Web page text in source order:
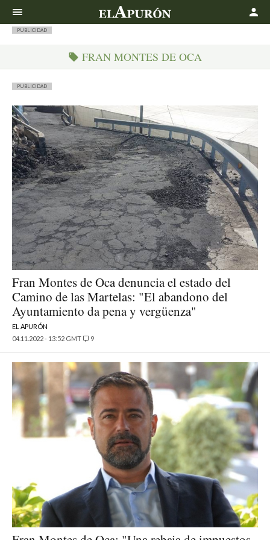
PUBLICIDAD
FRAN MONTES DE OCA
PUBLICIDAD
Fran Montes de Oca denuncia el estado del
Camino de las Martelas: "El abandono del
Ayuntamiento da pena y vergüenza"
EL APURÓN
04.11.2022 - 13:52 GMT
9